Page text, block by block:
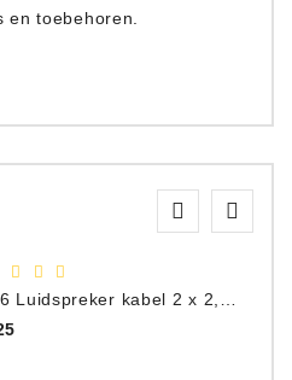
en toebehoren.
C276 Luidspreker kabel 2 x 2,50 mm² (per meter)
Prijs